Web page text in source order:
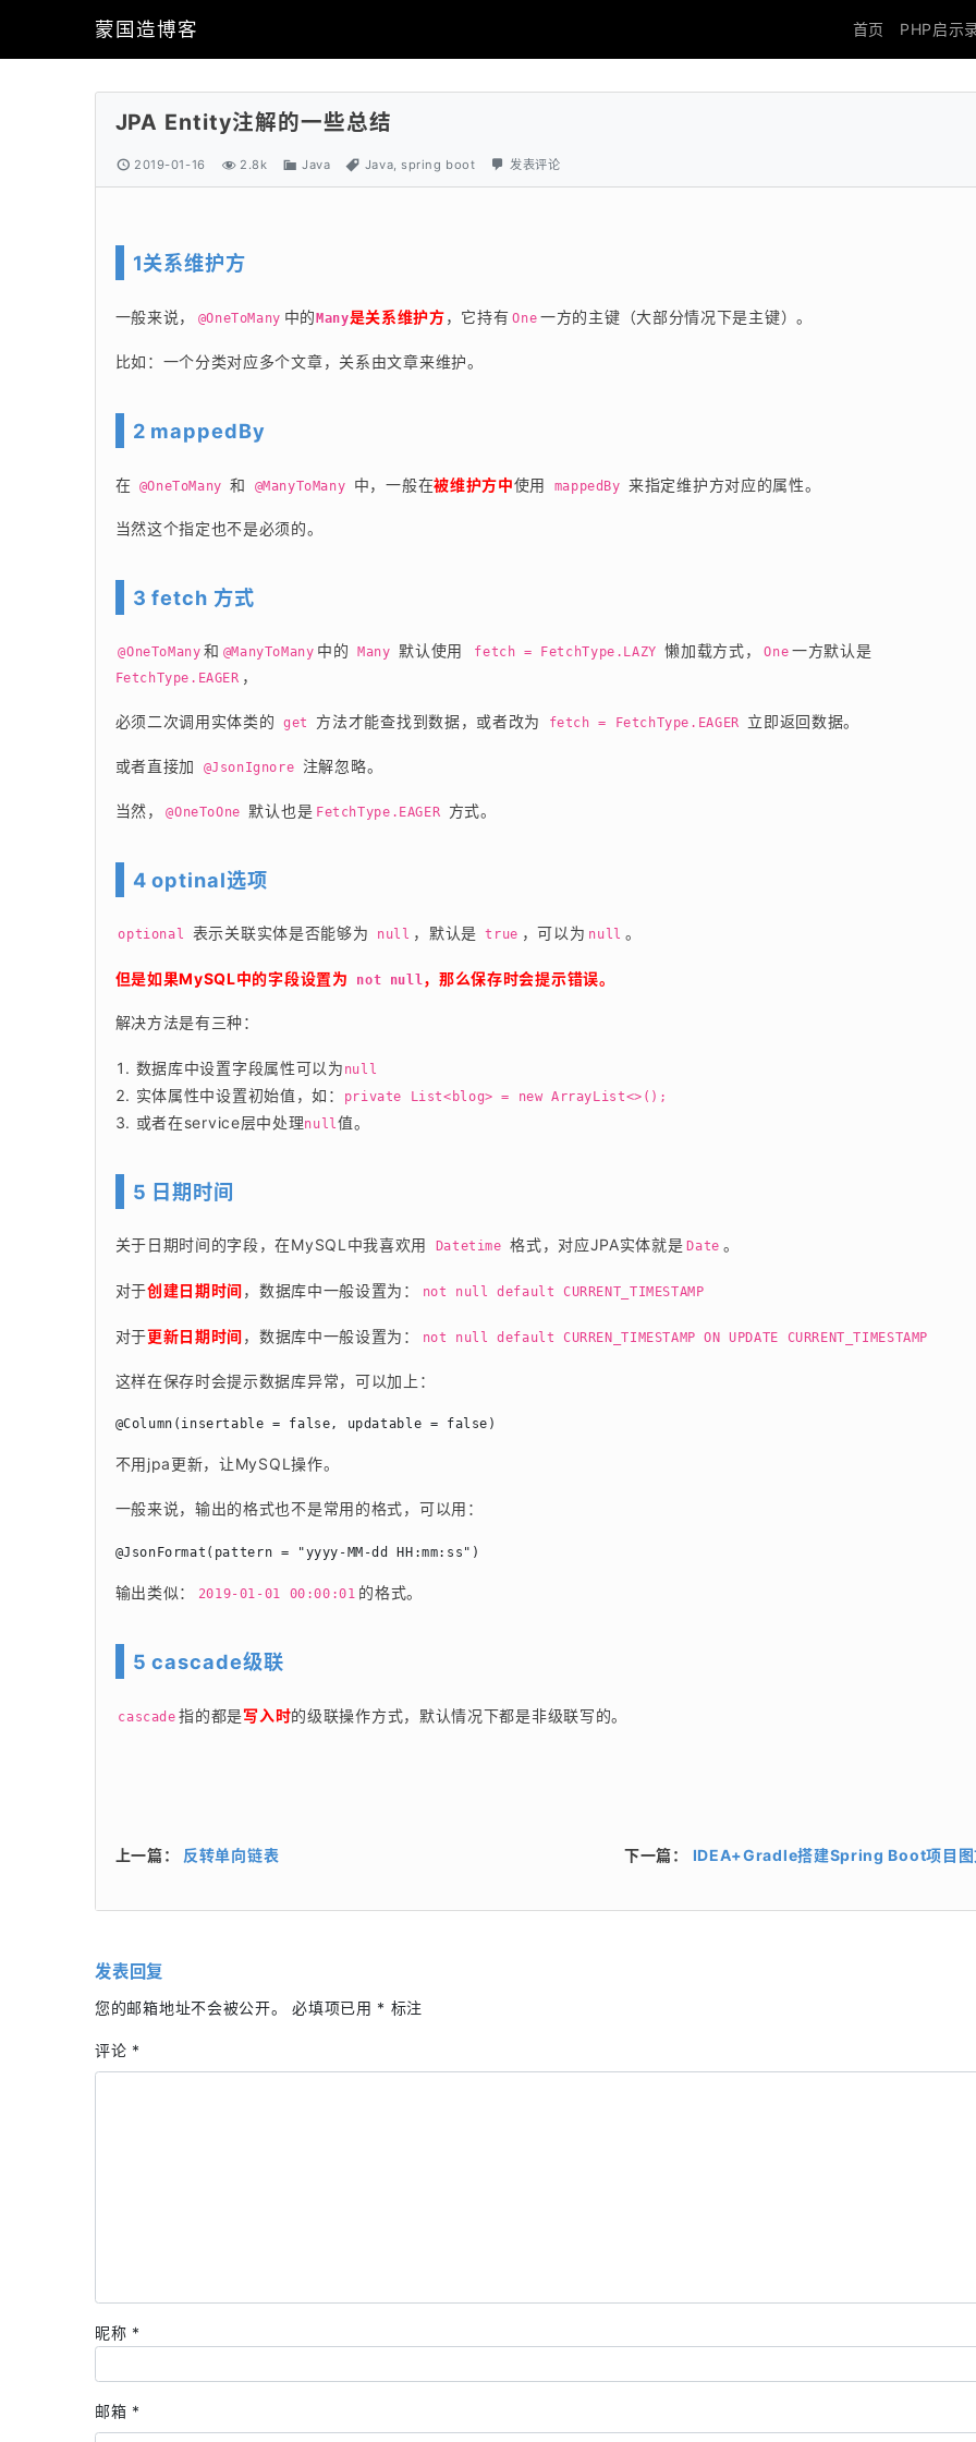
蒙国造博客 首页 PHP启示
JPA Entity注解的一些总结
2019-01-16 2.8k Java Java spring boot 发表评论
1关系维护方
一般来说， @OneToMany 中的Many是关系维护方，它持有 One 一方的主键（大部分情况下是主键）。
比如：一个分类对应多个文章，关系由文章来维护。
2 mappedBy
在 @OneToMany 和 @ManyToMany 中，一般在被维护方中使用 mappedBy 来指定维护方对应的属性。
当然这个指定也不是必须的。
3 fetch 方式
@OneToMany 和 @ManyToMany 中的 Many 默认使用 fetch = FetchType.LAZY 懒加载方式， One 一方默认是
FetchType.EAGER ，
必须二次调用实体类的 get 方法才能查找到数据，或者改为 fetch = FetchType.EAGER 立即返回数据。
或者直接加 @JsonIgnore 注解忽略。
当然， @OneToOne 默认也是 FetchType.EAGER 方式。
4 optinal选项
optional 表示关联实体是否能够为 null ，默认是 true ，可以为 null 。
但是如果MySQL中的字段设置为 not null ，那么保存时会提示错误。
解决方法是有三种：
数据库中设置字段属性可以为 null
实体属性中设置初始值，如： private List<blog> = new ArrayList<>();
或者在service层中处理null值。
5 日期时间
关于日期时间的字段，在MySQL中我喜欢用 Datetime 格式，对应JPA实体就是 Date 。
对于创建日期时间，数据库中一般设置为： not null default CURRENT_TIMESTAMP
对于更新日期时间，数据库中一般设置为： not null default CURREN_TIMESTAMP ON UPDATE CURRENT_TIMESTAMP
这样在保存时会提示数据库异常，可以加上：
@Column(insertable = false, updatable = false)
不用jpa更新，让MySQL操作。
一般来说，输出的格式也不是常用的格式，可以用：
@JsonFormat(pattern = "yyyy-MM-dd HH:mm:ss")
输出类似： 2019-01-01 00:00:01 的格式。
5 cascade级联
cascade 指的都是写入时的级联操作方式，默认情况下都是非级联写的。
上一篇： 反转单向链表 下一篇： IDEA+Gradle搭建Spring Boot项目图
发表回复
您的邮箱地址不会被公开。 必填项已用 * 标注
评论 *
昵称 *
邮箱 *